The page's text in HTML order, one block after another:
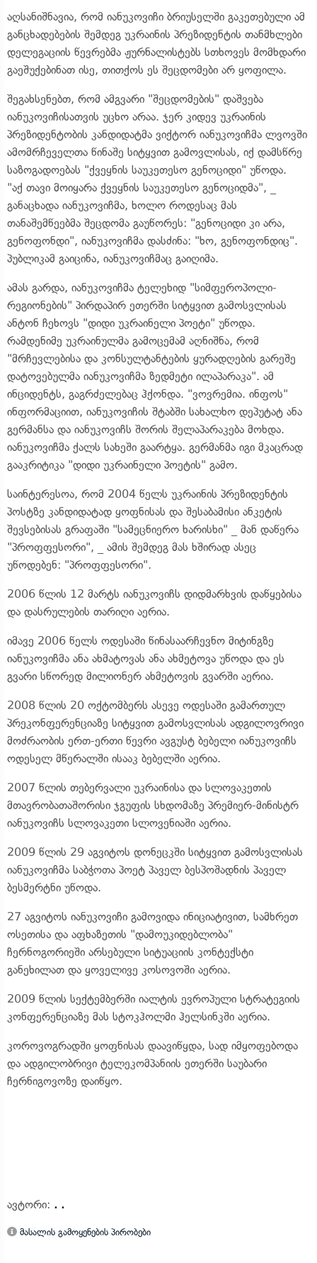
აღსანიშნავია, რომ იანუკოვიჩი ბრიუსელში გაკეთებული ამ
განცხადებების შემდეგ უკრაინის პრეზიდენტის თანმხლები
დელეგაციის წევრებმა ჟურნალისტებს სთხოვეს მომხდარი
გაეშუქებინათ ისე, თითქოს ეს შეცდომები არ ყოფილა.
შეგახსენებთ, რომ ამგვარი "შეცდომების" დაშვება
იანუკოვიჩისათვის უცხო არაა. ჯერ კიდევ უკრაინის
პრეზიდენტობის კანდიდატმა ვიქტორ იანუკოვიჩმა ლვოვში
ამომრჩეველთა წინაშე სიტყვით გამოვლისას, იქ დამსწრე
საზოგადოებას "ქვეყნის საუკეთესო გენოციდი" უწოდა.
"აქ თავი მოიყარა ქვეყნის საუკეთესო გენოციდმა", _
განაცხადა იანუკოვიჩმა, ხოლო როდესაც მას
თანაშემწეებმა შეცდომა გაუწორეს: "გენოციდი კი არა,
გენოფონდი", იანუკოვიჩმა დასძინა: "ხო, გენოფონდიც".
პუბლიკამ გაიცინა, იანუკოვიჩმაც გაიღიმა.
ამას გარდა, იანუკოვიჩმა ტელეხიდ "სიმფეროპოლი-
რეგიონების" პირდაპირ ეთერში სიტყვით გამოსვლისას
ანტონ ჩეხოვს "დიდი უკრაინელი პოეტი" უწოდა.
რამდენიმე უკრაინულმა გამოცემამ აღნიშნა, რომ
"მრჩევლებისა და კონსულტანტების ყურადღების გარეშე
დატოვებულმა იანუკოვიჩმა ზედმეტი ილაპარაკა". ამ
ინციდენტს, გაგრძელებაც ჰქონდა. "ვოვრემია. ინფოს"
ინფორმაციით, იანუკოვიჩის შტაბში სახალხო დეპუტატ ანა
გერმანსა და იანუკოვიჩს შორის შელაპარაკება მოხდა.
იანუკოვიჩმა ქალს სახეში გაარტყა. გერმანმა იგი მკაცრად
გააკრიტიკა "დიდი უკრაინელი პოეტის" გამო.
საინტერესოა, რომ 2004 წელს უკრაინის პრეზიდენტის
პოსტზე კანდიდატად ყოფნისას და შესაბამისი ანკეტის
შევსებისას გრაფაში "სამეცნიერო ხარისხი" _ მან დაწერა
"პროფფესორი", _ ამის შემდეგ მას ხშირად ასეც
უწოდებენ: "პროფფესორი".
2006 წლის 12 მარტს იანუკოვიჩს დიდმარხვის დაწყებისა
და დასრულების თარიღი აერია.
იმავე 2006 წელს ოდესაში წინასაარჩევნო მიტინგზე
იანუკოვიჩმა ანა ახმატოვას ანა ახმეტოვა უწოდა და ეს
გვარი სწორედ მილიონერ ახმეტოვის გვარში აერია.
2008 წლის 20 ოქტომბერს ასევე ოდესაში გამართულ
პრეკონფერენციაზე სიტყვით გამოსვლისას ადგილოვრივი
მოძრაობის ერთ-ერთი წევრი ავგუსტ ბებელი იანუკოვიჩს
ოდესელ მწერალში ისააკ ბებელში აერია.
2007 წლის თებერვალი უკრაინისა და სლოვაკეთის
მთავრობათაშორისი ჯგუფის სხდომაზე პრემიერ-მინისტრ
იანუკოვიჩს სლოვაკეთი სლოვენიაში აერია.
2009 წლის 29 აგვიტოს დონეცკში სიტყვით გამოსვლისას
იანუკოვიჩმა საბჭოთა პოეტ პაველ ბესპოშადნის პაველ
ბესმერტნი უწოდა.
27 აგვიტოს იანუკოვიჩი გამოვიდა ინიციატივით, სამხრეთ
ოსეთისა და აფხაზეთის "დამოუკიდებლობა"
ჩერნოგორიეში არსებული სიტუაციის კონტექსტი
განეხილათ და ყოველივე კოსოვოში აერია.
2009 წლის სექტემბერში იალტის ევროპული სტრატეგიის
კონფერენციაზე მას სტოკჰოლმი ჰელსინკში აერია.
კოროვოგრადში ყოფნისას დაავიწყდა, სად იმყოფებოდა
და ადგილობრივი ტელეკომპანიის ეთერში საუბარი
ჩერნიგოვოზე დაიწყო.
ავტორი: . .
მასალის გამოყენების პირობები